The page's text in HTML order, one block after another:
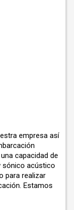
empresa así
capacidad de
sónico acústico
para realizar
Estamos